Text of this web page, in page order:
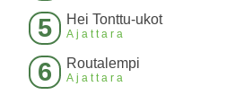
5 Hei Tonttu-ukot
Ajattara
6 Routalempi
Ajattara